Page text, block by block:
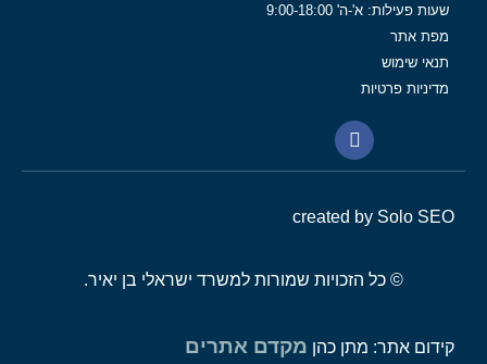
שעות פעילות: א'-ה' 9:00-18:00
מפת אתר
תנאי שימוש
מדיניות פרטיות
created by Solo SEO
© כל הזכויות שמורות למשרד ישראלי בן יאיר.
קידום אתר: מתן כהן מקדם אתרים